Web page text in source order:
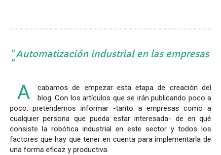
Automatización industrial en las empresas
A
cabamos de empezar esta etapa de creación del
blog. Con los artículos que se irán publicando poco a
poco, pretendemos informar -tanto a empresas como a
cualquier persona que pueda estar interesada- de en qué
consiste la robótica industrial en este sector y todos los
factores que hay que tener en cuenta para implementarla de
una forma eficaz y productiva.